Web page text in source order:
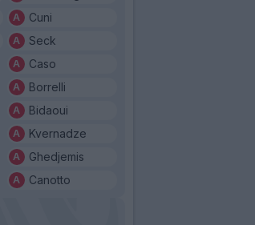
Cuni
Seck
Caso
Borrelli
Bidaoui
Kvernadze
Ghedjemis
Canotto